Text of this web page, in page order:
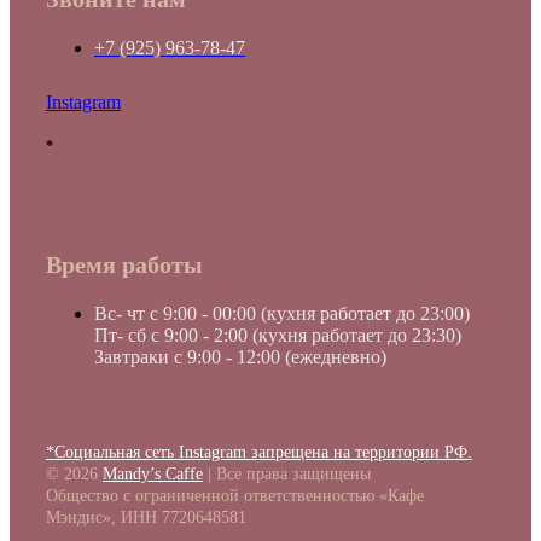
+7 (925) 963-78-47
Instagram
*
Время работы
Вс- чт с 9:00 - 00:00 (кухня работает до 23:00)
Пт- сб с 9:00 - 2:00 (кухня работает до 23:30)
Завтраки с 9:00 - 12:00 (ежедневно)
*Социальная сеть Instagram запрещена на территории РФ.
© 2026 Mandy’s Caffe | Все права защищены
Общество с ограниченной ответственностью «Кафе
Мэндис», ИНН 7720648581